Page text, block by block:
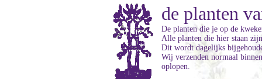
de planten
De planten die je op de
Alle planten die hier staan
Dit wordt dagelijks
Wij verzenden normaal
oplopen.